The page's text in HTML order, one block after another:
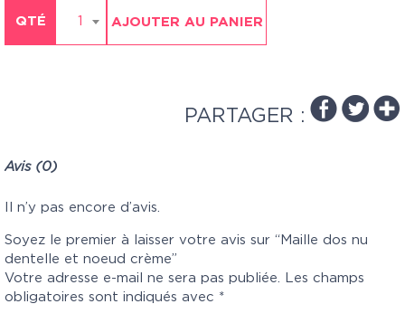
QTÉ 1 AJOUTER AU PANIER
PARTAGER :
Avis (0)
Il n’y pas encore d’avis.
Soyez le premier à laisser votre avis sur “Maille dos nu
dentelle et noeud crème”
Votre adresse e-mail ne sera pas publiée. Les champs
obligatoires sont indiqués avec *